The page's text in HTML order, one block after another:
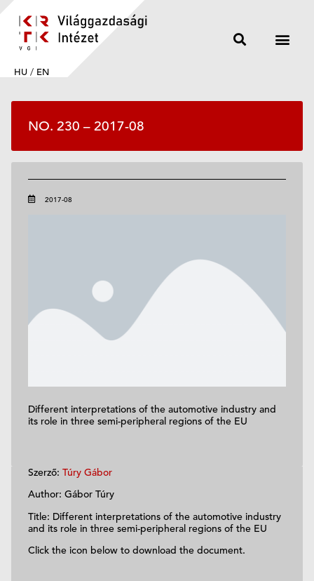
HU / EN
NO. 230 – 2017-08
2017-08
Different interpretations of the automotive industry and
its role in three semi-peripheral regions of the EU
Szerző: Túry Gábor
Author: Gábor Túry
Title: Different interpretations of the automotive industry
and its role in three semi-peripheral regions of the EU
Click the icon below to download the document.